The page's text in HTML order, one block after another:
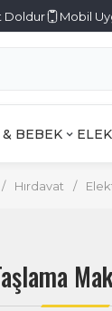
Doldur Mobil
BEBEK
/ Hırdavat /